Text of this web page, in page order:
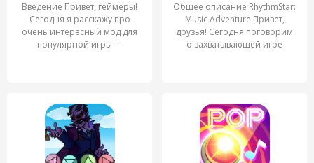
Введение Привет, геймеры!
Сегодня я расскажу про
очень интересный мод для
популярной игры —
Общее описание RhythmStar:
Music Adventure Привет,
друзья! Сегодня поговорим
о захватывающей игре